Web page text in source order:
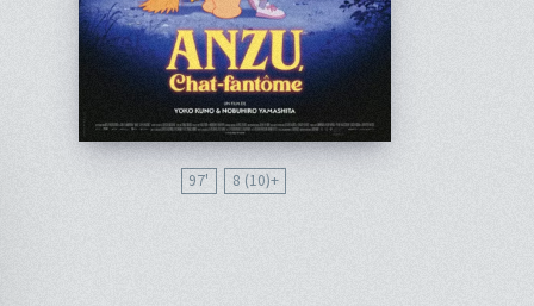
97' 8 (10)